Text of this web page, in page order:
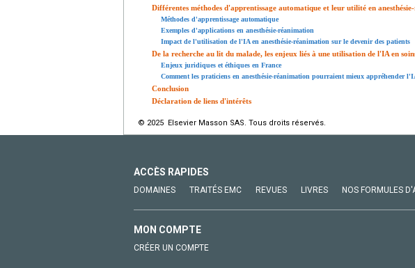
Différentes méthodes d'apprentissage automatique et leur utilité en
Méthodes d'apprentissage automatique
Exemples d'applications en anesthésie-réanimation
Impact de l'utilisation de l'IA en anesthésie-réanimation sur le devenir des patients
De la recherche au lit du malade, les enjeux liés à une utilisation de l'IA en
Enjeux juridiques et éthiques en France
Comment les praticiens en anesthésie-réanimation pourraient mieux appréhender
Conclusion
Déclaration de liens d'intérêts
© 2025 Elsevier Masson SAS. Tous droits réservés.
ACCÈS RAPIDES
DOMAINES TRAITÉS EMC REVUES LIVRES NOS FORMULES
MON COMPTE
CRÉER UN COMPTE